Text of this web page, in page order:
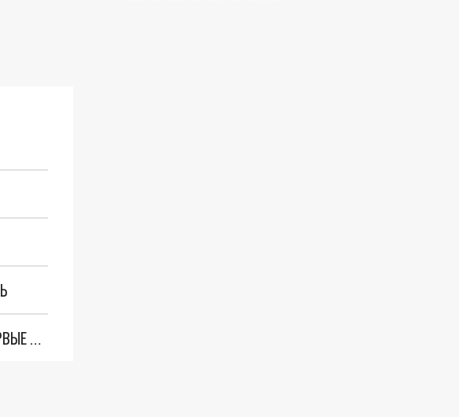
"ОЧЕНЬ ПЛОХИЕ НОВОСТИ": БОЛЬШАЯ ОШИБКА PALANTIR В РОССИИ. СТРАНЫ НАТО ВПЕРВЫЕ ЗА СВО ОСТАНОВИЛИ ПОСТАВКИ ОРУЖИЯ. ВСУ ТЕРЯЮТ ПРИГРАНИЧЬЕ?